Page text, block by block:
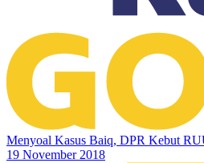
Menyoal Kasus Baiq, DPR Kebut
19 November 2018